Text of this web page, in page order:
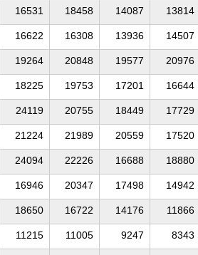
16531 18458 14087 13814
16622 16308 13936 14507
19264 20848 19577 20976
18225 19753 17201 16644
24119 20755 18449 17729
21224 21989 20559 17520
24094 22226 16688 18880
16946 20347 17498 14942
18650 16722 14176 11866
11215 11005 9247 8343